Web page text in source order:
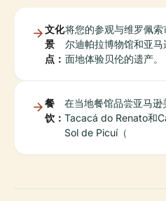
文化
景
点：
将您的参观与维罗佩
尔迪帕拉博物馆和亚
面地体验贝伦的遗产。
餐
饮：
在当地餐馆品尝亚马逊
Tacacá do Renato和
Sol de Picuí（